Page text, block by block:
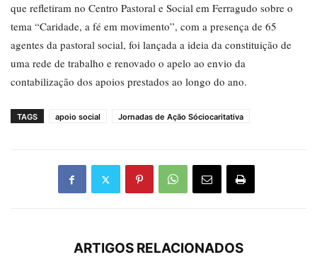
que refletiram no Centro Pastoral e Social em Ferragudo sobre o
tema “Caridade, a fé em movimento”, com a presença de 65
agentes da pastoral social, foi lançada a ideia da constituição de
uma rede de trabalho e renovado o apelo ao envio da
contabilização dos apoios prestados ao longo do ano.
TAGS apoio social Jornadas de Ação Sóciocaritativa
ARTIGOS RELACIONADOS